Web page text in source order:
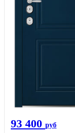
93 400 руб